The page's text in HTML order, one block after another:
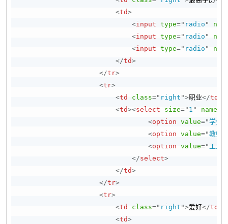
<td>
<input type=" radio "
<input type=" radio "
<input type=" radio "
</td>
</tr>
<tr>
<td class=" right ">职业</td
<td><select size=" 1 " name
<option value="学生
<option value="教师
<option value=" 工人
</select>
</td>
</tr>
<tr>
<td class=" right ">爱好</td
<td>